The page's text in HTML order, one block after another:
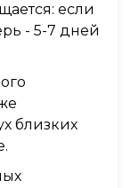
если
- 5-7 дней
близких